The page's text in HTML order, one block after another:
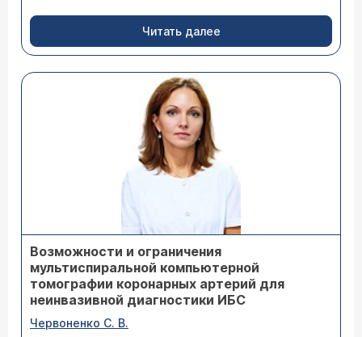
Читать далее
Возможности и ограничения
мультиспиральной компьютерной
томографии коронарных артерий для
неинвазивной диагностики ИБС
Червоненко С. В.